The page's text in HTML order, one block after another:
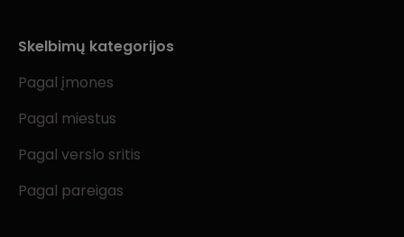
Skelbimų kategorijos
Pagal įmones
Pagal miestus
Pagal verslo sritis
Pagal pareigas